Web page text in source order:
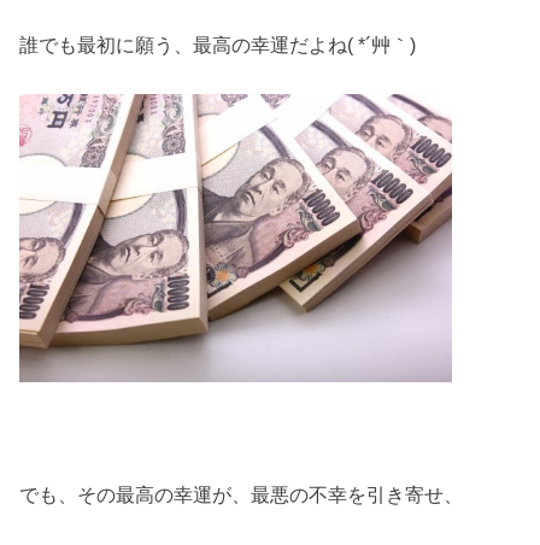
誰でも最初に願う、最高の幸運だよね( *´艸｀)
でも、その最高の幸運が、最悪の不幸を引き寄せ、